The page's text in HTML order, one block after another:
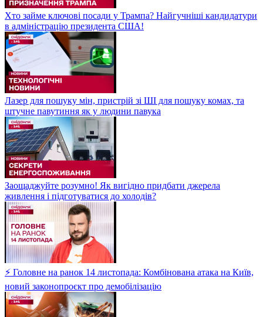
Хто займе ключові посади у Трампа? Найгучніші кандидатури
в адміністрацію президента США!
Лазер для пошуку мін, пристрій зі ШІ для пошуку комах, та
штучне павутиння як у людини павука
Заощаджуйте розумно! Як вигідно придбати джерела
живлення і підготуватися до холодів?
⚡ Головне на ранок 14 листопада: Комбінована атака на Київ,
новий законопроєкт про демобілізацію